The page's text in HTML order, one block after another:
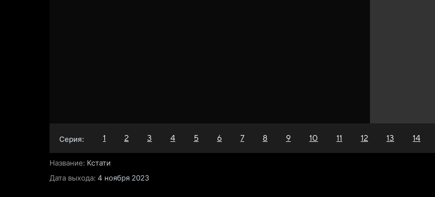
Серия: 1 2 3 4 5 6 7 8 9 10 11 12 13 14
Название: Кстати
Дата выхода: 4 ноября 2023